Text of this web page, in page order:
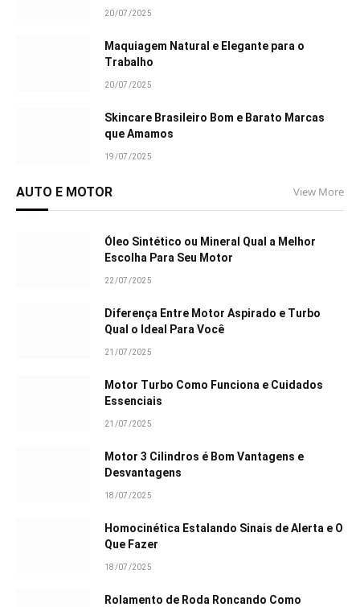
20/07/2025
Maquiagem Natural e Elegante para o
Trabalho
20/07/2025
Skincare Brasileiro Bom e Barato Marcas
que Amamos
19/07/2025
AUTO E MOTOR View More
Óleo Sintético ou Mineral Qual a Melhor
Escolha Para Seu Motor
22/07/2025
Diferença Entre Motor Aspirado e Turbo
Qual o Ideal Para Você
21/07/2025
Motor Turbo Como Funciona e Cuidados
Essenciais
21/07/2025
Motor 3 Cilindros é Bom Vantagens e
Desvantagens
18/07/2025
Homocinética Estalando Sinais de Alerta e O
Que Fazer
18/07/2025
Rolamento de Roda Roncando Como